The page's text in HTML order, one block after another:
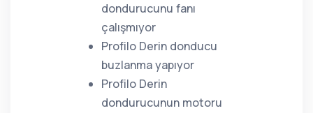
dondurucunu fanı
çalışmıyor
Profilo Derin donducu
buzlanma yapıyor
Profilo Derin
dondurucunun motoru